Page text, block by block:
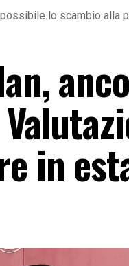
lo scambio alla
in